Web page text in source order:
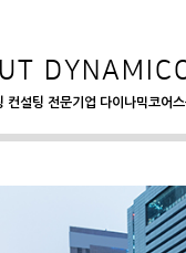
컨설팅 전문기업 다이나믹코어